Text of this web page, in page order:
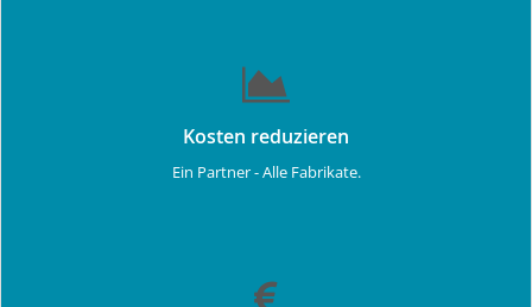
Kosten reduzieren
Ein Partner - Alle Fabrikate.